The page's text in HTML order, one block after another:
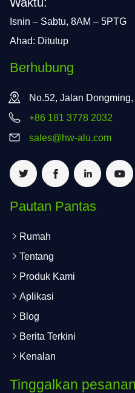
Isnin – Sabtu, 8AM – 5PTG
Ahad: Ditutup
Berhubung
No.52, Jalan
+86 181 3778 2032
sales@hw-alu.com
Pautan Pantas
Rumah
Tentang
Produk Kami
Aplikasi
Blog
Berita Terkini
Kenalan
Tinggalkan pesanan